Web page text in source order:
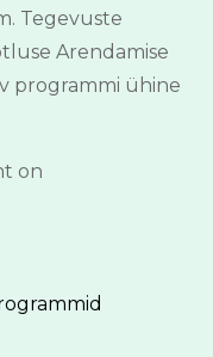
Tegevuste
Arendamise
programmi ühine
on